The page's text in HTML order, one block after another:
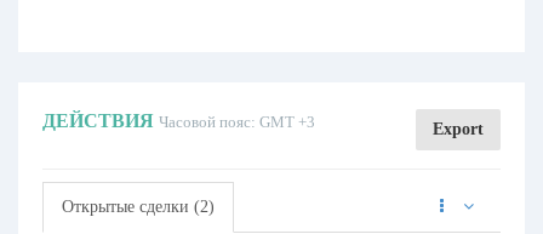
ДЕЙСТВИЯ Часовой пояс: GMT +3 Export
Открытые сделки (2)